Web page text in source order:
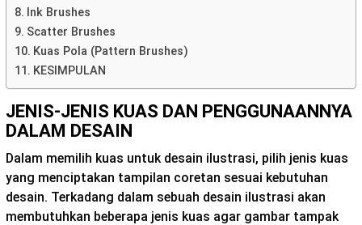
Ink Brushes
Scatter Brushes
Kuas Pola (Pattern Brushes)
KESIMPULAN
JENIS-JENIS KUAS DAN PENGGUNAANNYA
DALAM DESAIN
Dalam memilih kuas untuk desain ilustrasi, pilih jenis kuas
yang menciptakan tampilan coretan sesuai kebutuhan
desain. Terkadang dalam sebuah desain ilustrasi akan
membutuhkan beberapa jenis kuas agar gambar tampak